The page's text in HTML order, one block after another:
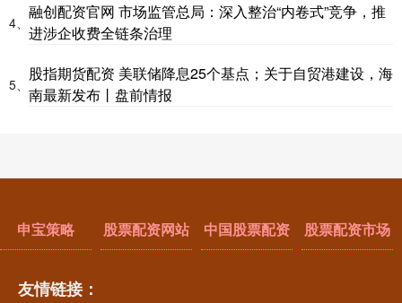
4、
融创配资官网 市场监管总局：深入整治“内卷式”竞争，推
进涉企收费全链条治理
5、
股指期货配资 美联储降息25个基点；关于自贸港建设，海
南最新发布丨盘前情报
申宝策略 股票配资网站 中国股票配资 股票配资市场
友情链接：